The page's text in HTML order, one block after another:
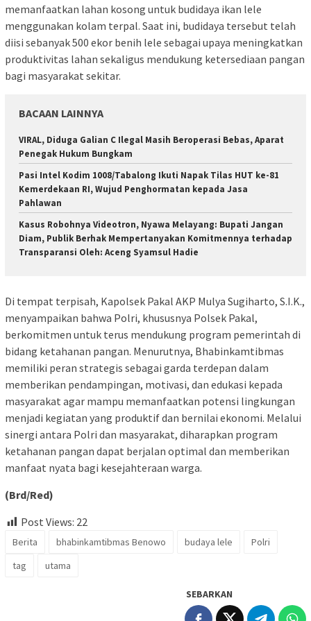
memanfaatkan lahan kosong untuk budidaya ikan lele
menggunakan kolam terpal. Saat ini, budidaya tersebut telah
diisi sebanyak 500 ekor benih lele sebagai upaya meningkatkan
produktivitas lahan sekaligus mendukung ketersediaan pangan
bagi masyarakat sekitar.
BACAAN LAINNYA
VIRAL, Diduga Galian C Ilegal Masih Beroperasi Bebas, Aparat
Penegak Hukum Bungkam
Pasi Intel Kodim 1008/Tabalong Ikuti Napak Tilas HUT ke-81
Kemerdekaan RI, Wujud Penghormatan kepada Jasa
Pahlawan
Kasus Robohnya Videotron, Nyawa Melayang: Bupati Jangan
Diam, Publik Berhak Mempertanyakan Komitmennya terhadap
Transparansi Oleh: Aceng Syamsul Hadie
Di tempat terpisah, Kapolsek Pakal AKP Mulya Sugiharto, S.I.K.,
menyampaikan bahwa Polri, khususnya Polsek Pakal,
berkomitmen untuk terus mendukung program pemerintah di
bidang ketahanan pangan. Menurutnya, Bhabinkamtibmas
memiliki peran strategis sebagai garda terdepan dalam
memberikan pendampingan, motivasi, dan edukasi kepada
masyarakat agar mampu memanfaatkan potensi lingkungan
menjadi kegiatan yang produktif dan bernilai ekonomi. Melalui
sinergi antara Polri dan masyarakat, diharapkan program
ketahanan pangan dapat berjalan optimal dan memberikan
manfaat nyata bagi kesejahteraan warga.
(Brd/Red)
Post Views: 22
Berita bhabinkamtibmas Benowo budaya lele
Polri
tag
utama
SEBARKAN